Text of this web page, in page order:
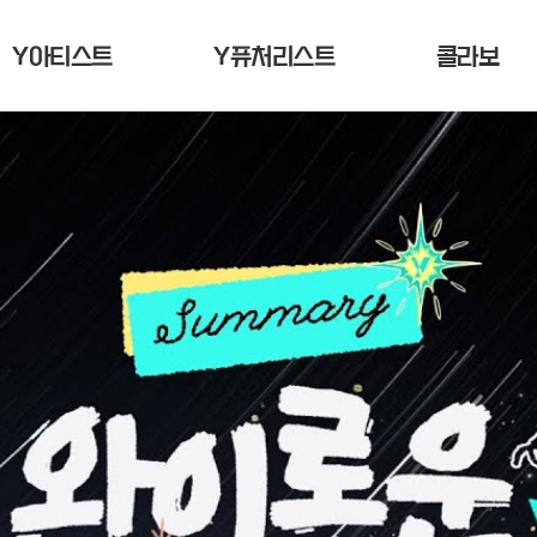
Y아티스트 Y퓨처리스트 콜라보